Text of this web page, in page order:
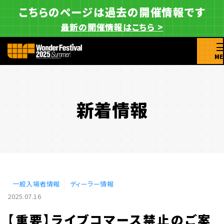
こちらのページは過去の開催情報です
最新の開催情報はこちら >
新着情報
一般入場者情報
ディーラー情報
2025.07.16
【重要】ライブコマース禁止のご案